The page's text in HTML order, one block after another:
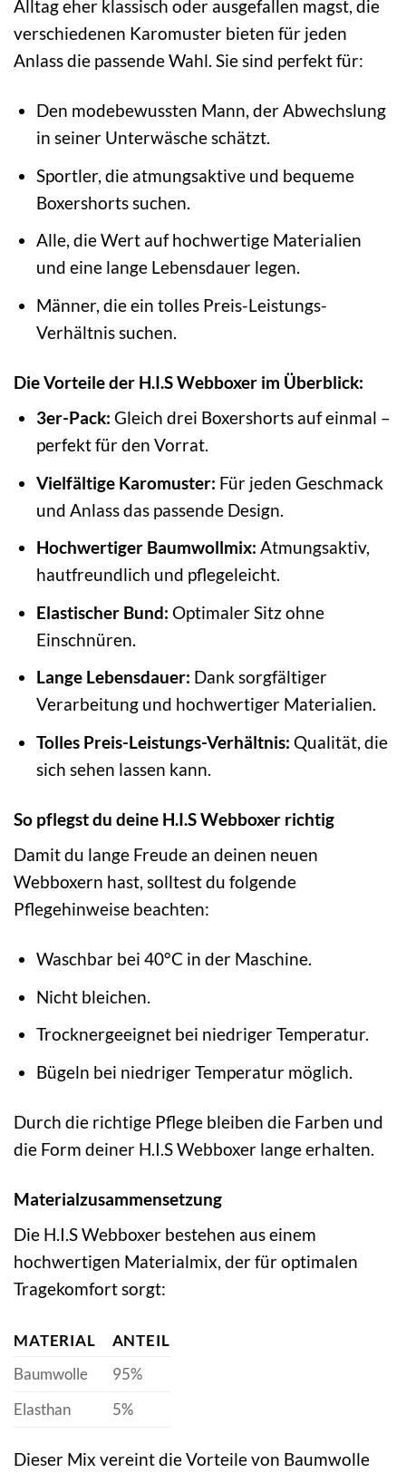
Alltag eher klassisch oder ausgefallen magst, die
verschiedenen Karomuster bieten für jeden
Anlass die passende Wahl. Sie sind perfekt für:
Den modebewussten Mann, der Abwechslung
in seiner Unterwäsche schätzt.
Sportler, die atmungsaktive und bequeme
Boxershorts suchen.
Alle, die Wert auf hochwertige Materialien
und eine lange Lebensdauer legen.
Männer, die ein tolles Preis-Leistungs-
Verhältnis suchen.
Die Vorteile der H.I.S Webboxer im Überblick:
3er-Pack: Gleich drei Boxershorts auf einmal –
perfekt für den Vorrat.
Vielfältige Karomuster: Für jeden Geschmack
und Anlass das passende Design.
Hochwertiger Baumwollmix: Atmungsaktiv,
hautfreundlich und pflegeleicht.
Elastischer Bund: Optimaler Sitz ohne
Einschnüren.
Lange Lebensdauer: Dank sorgfältiger
Verarbeitung und hochwertiger Materialien.
Tolles Preis-Leistungs-Verhältnis: Qualität, die
sich sehen lassen kann.
So pflegst du deine H.I.S Webboxer richtig
Damit du lange Freude an deinen neuen
Webboxern hast, solltest du folgende
Pflegehinweise beachten:
Waschbar bei 40°C in der Maschine.
Nicht bleichen.
Trocknergeeignet bei niedriger Temperatur.
Bügeln bei niedriger Temperatur möglich.
Durch die richtige Pflege bleiben die Farben und
die Form deiner H.I.S Webboxer lange erhalten.
Materialzusammensetzung
Die H.I.S Webboxer bestehen aus einem
hochwertigen Materialmix, der für optimalen
Tragekomfort sorgt:
MATERIAL
ANTEIL
Baumwolle
95%
Elasthan
5%
Dieser Mix vereint die Vorteile von Baumwolle